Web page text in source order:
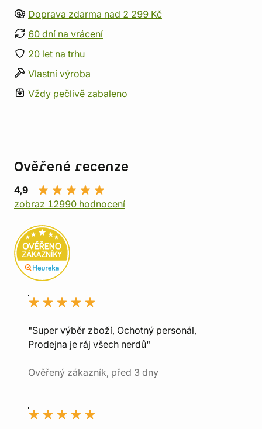
Doprava zdarma nad 2 299 Kč
60 dní na vrácení
20 let na trhu
Vlastní výroba
Vždy pečlivě zabaleno
Ověřené recenze
4,9
zobraz 12990 hodnocení
"Super výběr zboží, Ochotný personál,
Prodejna je ráj všech nerdů"
Ověřený zákazník, před 3 dny